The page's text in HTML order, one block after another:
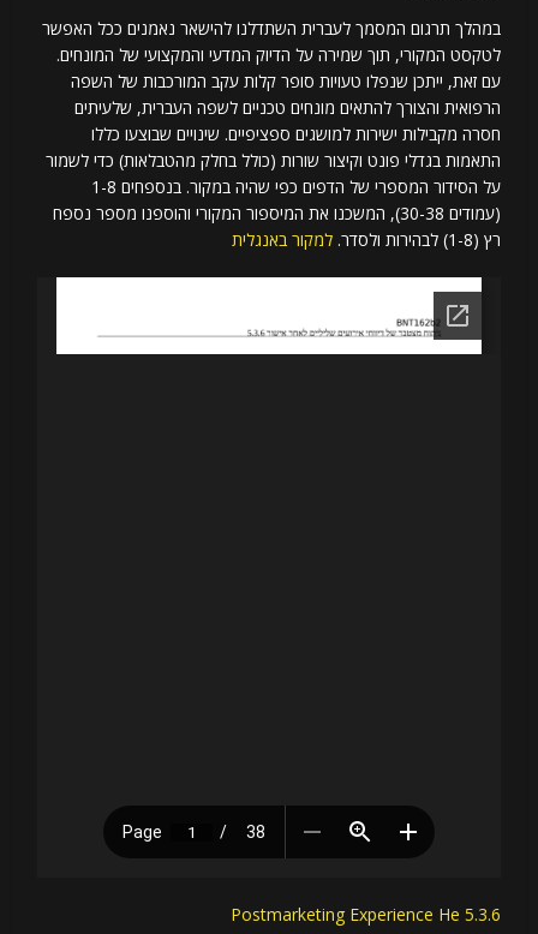
במהלך תרגום המסמך לעברית השתדלנו להישאר נאמנים ככל האפשר
לטקסט המקורי, תוך שמירה על הדיוק המדעי והמקצועי של המונחים.
עם זאת, ייתכן שנפלו טעויות סופר קלות עקב המורכבות של השפה
הרפואית והצורך להתאים מונחים טכניים לשפה העברית, שלעיתים
חסרה מקבילות ישירות למושגים ספציפיים. שינויים שבוצעו כללו
התאמות בגדלי פונט וקיצור שורות (כולל בחלק מהטבלאות) כדי לשמור
על הסידור המספרי של הדפים כפי שהיה במקור. בנספחים 1-8
(עמודים 30-38), המשכנו את המיספור המקורי והוספנו מספר נספח
רץ (1-8) לבהירות ולסדר.
למקור באנגלית
5.3.6 Postmarketing Experience He